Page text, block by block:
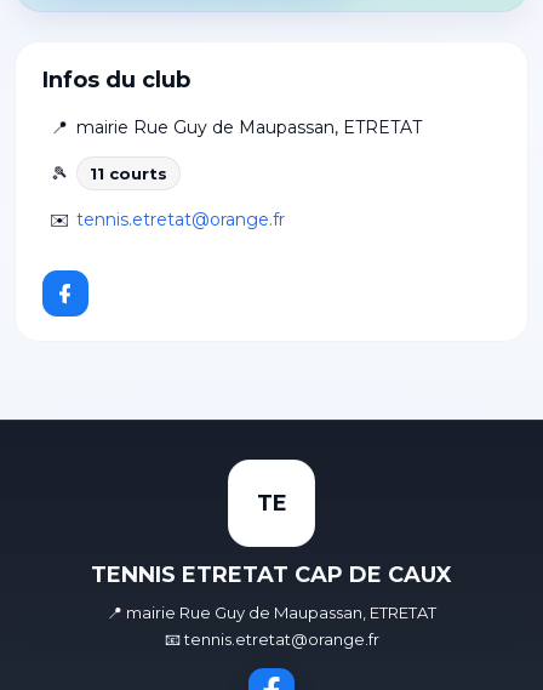
Infos du club
📍 mairie Rue Guy de Maupassan, ETRETAT
🎾 11 courts
✉️ tennis.etretat@orange.fr
TE
TENNIS ETRETAT CAP DE CAUX
📍 mairie Rue Guy de Maupassan, ETRETAT
📧 tennis.etretat@orange.fr